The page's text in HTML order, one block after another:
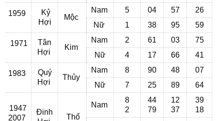
1959
Kỷ
Hợi
Mộc
Nam 5 04 57
26
Nữ
1 38 95 59
1971
Tân
Hợi
Kim
Nam 2 61 03
75
Nữ
4 17 66 41
1983
Quý
Hợi
Thủy
Nam 8 90 48
07
Nữ
7 25 89 64
1947
2007
Đinh
Thổ
Nam
8
2
44
79
12
37
39
18